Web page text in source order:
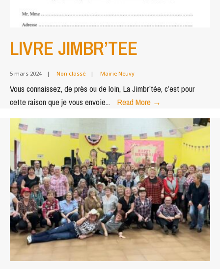
LIVRE JIMBR’TEE
5 mars 2024 | Non classé | Mairie Neuvy
Vous connaissez, de près ou de loin, La Jimbr’tée, c’est pour
cette raison que je vous envoie... Read More →